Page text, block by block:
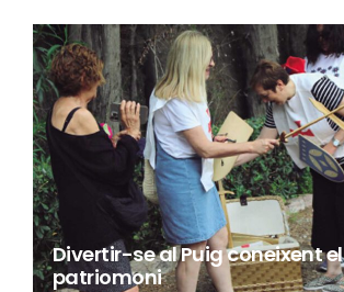
Divertir-se al Puig coneixent el
patriomoni